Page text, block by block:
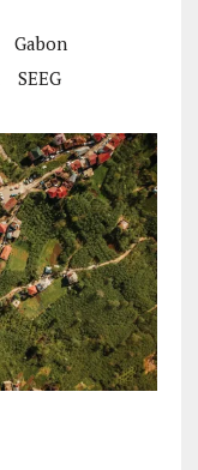
Gabon
SEEG